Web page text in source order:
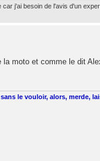
car j'ai besoin de l'avis d'un
moto et comme le dit
le vouloir, alors, merde,